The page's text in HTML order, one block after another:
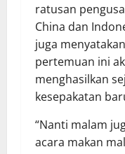
ratusan
China dan
juga
pertemuan ini
menghasilkan
kesepakatan
“Nanti malam
acara makan